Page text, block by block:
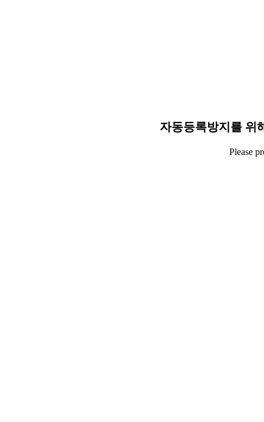
자동등록방지를 위
Please